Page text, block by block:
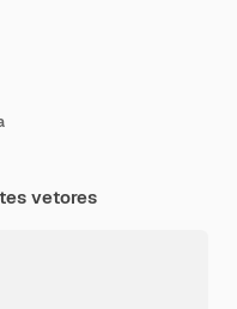
vetores